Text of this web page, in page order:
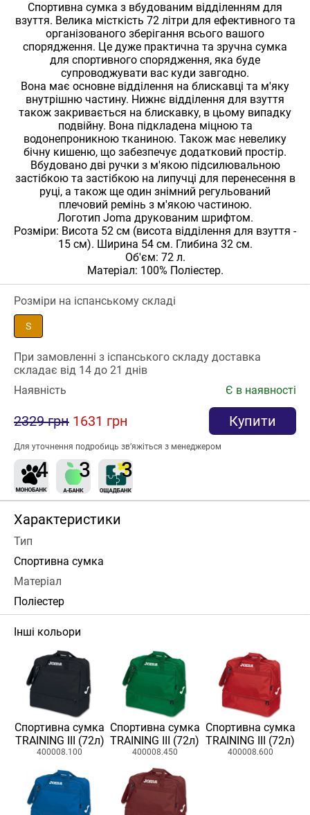
Спортивна сумка з вбудованим відділенням для
взуття. Велика місткість 72 літри для ефективного та
організованого зберігання всього вашого
спорядження. Це дуже практична та зручна сумка
для спортивного спорядження, яка буде
супроводжувати вас куди завгодно.
Вона має основне відділення на блискавці та м'яку
внутрішню частину. Нижнє відділення для взуття
також закривається на блискавку, в цьому випадку
подвійну. Вона підкладена міцною та
водонепроникною тканиною. Також має невелику
бічну кишеню, що забезпечує додатковий простір.
Вбудовано дві ручки з м'якою підсилювальною
застібкою та застібкою на липучці для перенесення в
руці, а також ще один знімний регульований
плечовий ремінь з м'якою частиною.
Логотип Joma друкованим шрифтом.
Розміри: Висота 52 см (висота відділення для взуття -
15 см). Ширина 54 см. Глибина 32 см.
Об'єм: 72 л.
Матеріал: 100% Поліестер.
Розміри на іспанському складі
S
При замовленні з іспанського складу доставка
складає від 14 до 21 днів
Наявність
Є в наявності
2329 грн 1631 грн Купити
Для уточнення подробиць зв’яжіться з менеджером
Характеристики
Тип
Спортивна сумка
Матеріал
Поліестер
Інші кольори
Спортивна сумка
TRAINING III (72л)
400008.100
Спортивна сумка
TRAINING III (72л)
400008.450
Спортивна сумка
TRAINING III (72л)
400008.600